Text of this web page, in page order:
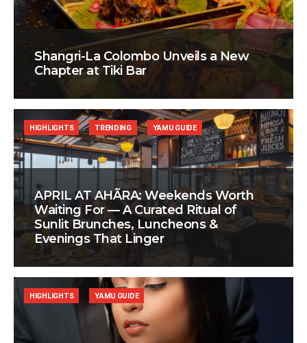
Shangri-La Colombo Unveils a New
Chapter at Tiki Bar
APRIL AT AHÃRA: Weekends Worth
Waiting For — A Curated Ritual of
Sunlit Brunches, Luncheons &
Evenings That Linger
HIGHLIGHTS TRENDING YAMU GUIDE
HIGHLIGHTS YAMU GUIDE